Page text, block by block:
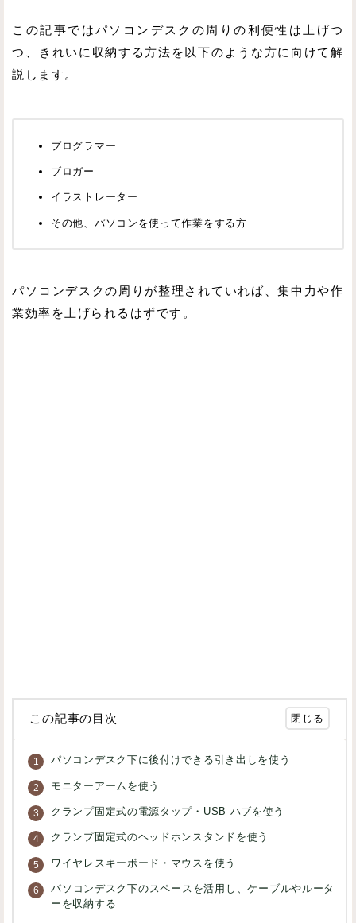
この記事ではパソコンデスクの周りの利便性は上げつ
つ、きれいに収納する方法を以下のような方に向けて解
説します。
プログラマー
ブロガー
イラストレーター
その他、パソコンを使って作業をする方
パソコンデスクの周りが整理されていれば、集中力や作
業効率を上げられるはずです。
この記事の目次
パソコンデスク下に後付けできる引き出しを使う
モニターアームを使う
クランプ固定式の電源タップ・USB ハブを使う
クランプ固定式のヘッドホンスタンドを使う
ワイヤレスキーボード・マウスを使う
パソコンデスク下のスペースを活用し、ケーブルやルータ
ーを収納する